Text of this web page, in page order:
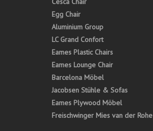
Egg Chair
Aluminium Group
LC Grand Confort
Eames Plastic Chairs
Eames Lounge Chair
Barcelona Möbel
Jacobsen Stühle & Sofas
Eames Plywood Möbel
Freischwinger Mies van der Rohe